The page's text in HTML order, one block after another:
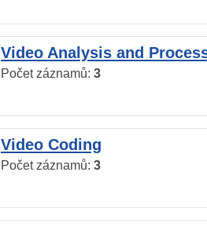
Video Analysis and
Počet záznamů: 3
Video Coding
Počet záznamů: 3